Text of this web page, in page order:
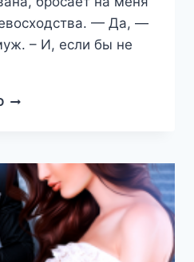
— Да, —
– И, если бы не
МЫ
(РЕГИНА
ЯНТАРНАЯ)